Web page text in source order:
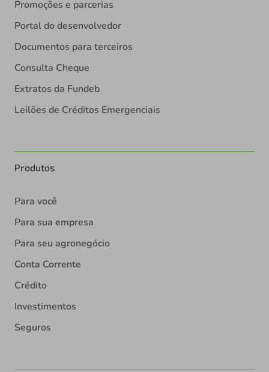
Promoções e parcerias
Portal do desenvolvedor
Documentos para terceiros
Consulta Cheque
Extratos da Fundeb
Leilões de Créditos Emergenciais
Produtos
Para você
Para sua empresa
Para seu agronegócio
Conta Corrente
Crédito
Investimentos
Seguros